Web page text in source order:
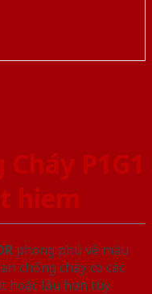
P1G1
hiem
phong phú về màu
chống cháy có các
hoặc lâu hơn tùy